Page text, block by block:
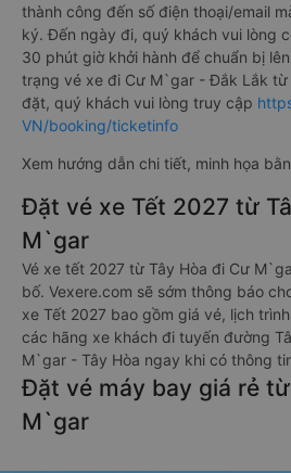
thành công đến số điện thoại/email
ký. Đến ngày đi, quý khách vui lòng
30 phút giờ khởi hành để chuẩn bị
trạng vé xe đi Cư M`gar - Đắk Lắk từ
đặt, quý khách vui lòng truy cập
VN/booking/ticketinfo
Xem hướng dẫn chi tiết, minh họa
Đặt vé xe Tết 2027 từ
M`gar
Vé xe tết 2027 từ Tây Hòa đi Cư
bố. Vexere.com sẽ sớm thông báo
xe Tết 2027 bao gồm giá vé, lịch
các hãng xe khách đi tuyến đường
M`gar - Tây Hòa ngay khi có thông
Đặt vé máy bay giá rẻ
M`gar